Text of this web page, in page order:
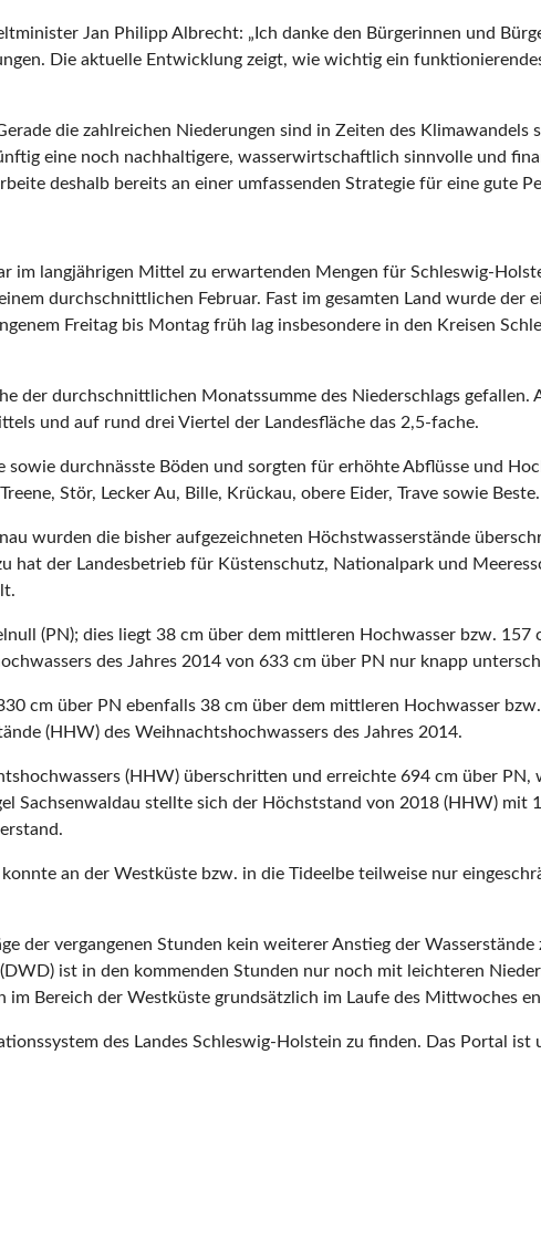
Jan Philipp Albrecht: „Ich danke den Bürgerinnen und
Die aktuelle Entwicklung zeigt, wie wichtig ein
die zahlreichen Niederungen sind in Zeiten des Klimawandels
eine noch nachhaltigere, wasserwirtschaftlich sinnvolle und
deshalb bereits an einer umfassenden Strategie für eine gute
im langjährigen Mittel zu erwartenden Mengen für Schleswig-
durchschnittlichen Februar. Fast im gesamten Land wurde der
Freitag bis Montag früh lag insbesondere in den Kreisen
der durchschnittlichen Monats­summe des Niederschlags gefallen.
und auf rund drei Viertel der Landesfläche das 2,5-fache.
durchnässte Böden und sorgten für erhöhte Abflüsse und
Stör, Lecker Au, Bille, Krückau, obere Eider, Trave sowie Beste.
wurden die bisher aufgezeichneten Höchstwasserstände
der Landesbetrieb für Küstenschutz, Nationalpark und
(PN); dies liegt 38 cm über dem mittleren Hochwasser bzw.
des Jahres 2014 von 633 cm über PN nur knapp
cm über PN ebenfalls 38 cm über dem mittleren Hochwasser
(HHW) des Weihnachtshochwassers des Jahres 2014.
(HHW) überschritten und erreichte 694 cm über
Sachsenwaldau stellte sich der Höchststand von 2018 (HHW) mit
an der Westküste bzw. in die Tideelbe teilweise nur
der vergangenen Stunden kein weiterer Anstieg der Wasserstände
ist in den kommenden Stunden nur noch mit leichteren
Be­reich der Westküste grundsätzlich im Laufe des Mittwoches
des Landes Schleswig-Holstein zu finden. Das Portal ist